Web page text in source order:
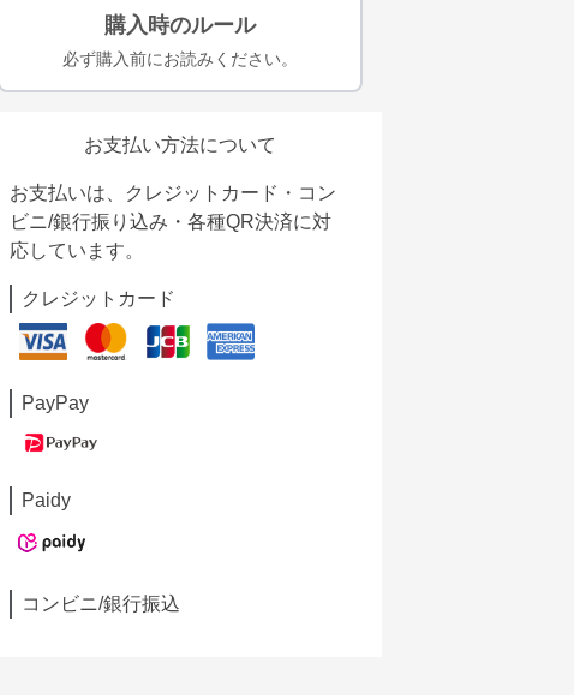
購入時のルール
必ず購入前にお読みください。
お支払い方法について
お支払いは、クレジットカード・コン
ビニ/銀行振り込み・各種QR決済に対
応しています。
クレジットカード
PayPay
Paidy
コンビニ/銀行振込